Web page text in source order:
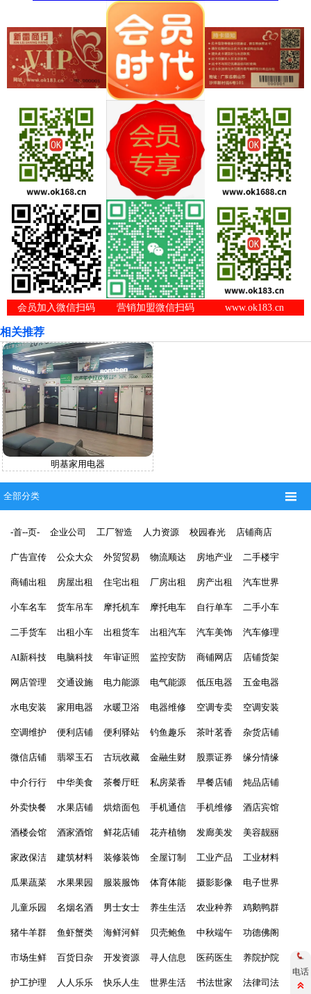
会员加入微信扫码 营销加盟微信扫码 www.ok183.cn
相关推荐
明基家用电器
全部分类 
-首--页- 企业公司 工厂智造 人力资源 校园春光 店铺商店
广告宣传 公众大众 外贸贸易 物流顺达 房地产业 二手楼宇
商铺出租 房屋出租 住宅出租 厂房出租 房产出租 汽车世界
小车名车 货车吊车 摩托机车 摩托电车 自行单车 二手小车
二手货车 出租小车 出租货车 出租汽车 汽车美饰 汽车修理
AI新科技 电脑科技 年审证照 监控安防 商铺网店 店铺货架
网店管理 交通设施 电力能源 电气能源 低压电器 五金电器
水电安装 家用电器 水暖卫浴 电器维修 空调专卖 空调安装
空调维护 便利店铺 便利驿站 钓鱼趣乐 茶叶茗香 杂货店铺
微信店铺 翡翠玉石 古玩收藏 金融生财 股票证券 缘分情缘
中介行行 中华美食 茶餐厅旺 私房菜香 早餐店铺 炖品店铺
外卖快餐 水果店铺 烘焙面包 手机通信 手机维修 酒店宾馆
酒楼会馆 酒家酒馆 鲜花店铺 花卉植物 发廊美发 美容靓丽
家政保洁 建筑材料 装修装饰 全屋订制 工业产品 工业材料
瓜果蔬菜 水果果园 服装服饰 体育体能 摄影影像 电子世界
儿童乐园 名烟名酒 男士女士 养生生活 农业种养 鸡鹅鸭群
猪牛羊群 鱼虾蟹类 海鲜河鲜 贝壳鲍鱼 中秋端午 功德佛阁
市场生鲜 百货日杂 开发资源 寻人信息 医药医生 养院护院
护工护理 人人乐乐 快乐人生 世界生活 书法世家 法律司法
电话
